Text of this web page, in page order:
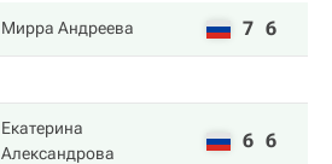
Мирра Андреева 7 6
Екатерина
Александрова
6 6